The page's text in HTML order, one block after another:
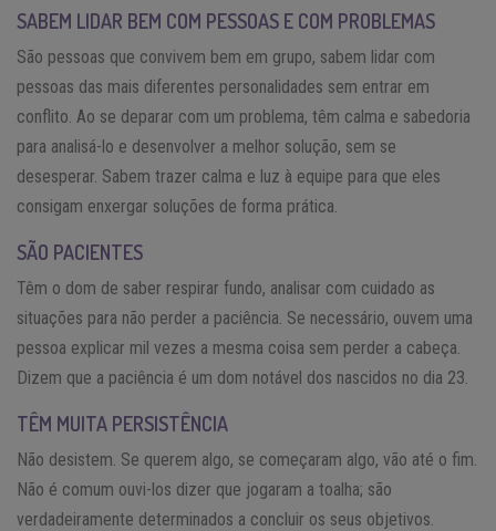
SABEM LIDAR BEM COM PESSOAS E COM PROBLEMAS
São pessoas que convivem bem em grupo, sabem lidar com
pessoas das mais diferentes personalidades sem entrar em
conflito. Ao se deparar com um problema, têm calma e sabedoria
para analisá-lo e desenvolver a melhor solução, sem se
desesperar. Sabem trazer calma e luz à equipe para que eles
consigam enxergar soluções de forma prática.
SÃO PACIENTES
Têm o dom de saber respirar fundo, analisar com cuidado as
situações para não perder a paciência. Se necessário, ouvem uma
pessoa explicar mil vezes a mesma coisa sem perder a cabeça.
Dizem que a paciência é um dom notável dos nascidos no dia 23.
TÊM MUITA PERSISTÊNCIA
Não desistem. Se querem algo, se começaram algo, vão até o fim.
Não é comum ouvi-los dizer que jogaram a toalha; são
verdadeiramente determinados a concluir os seus objetivos.